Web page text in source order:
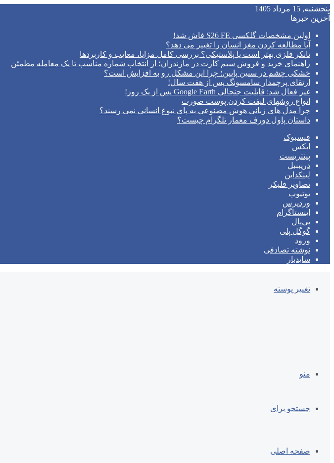
پنجشنبه, 15 مرداد 1405
آخرین خبرها
اولین مشخصات گلکسی S26 FE فاش شد!
آیا مطالعه کردن مغز انسان را تغییر می‌ دهد؟
تانکر فلزی بهتر است یا پلاستیکی؟ بررسی کامل مزایا، معایب و کاربردها
راهنمای خرید و فروش سیم کارت در مازندران؛ از انتخاب شماره مناسب تا یک معامله مطمئن
خشکی چشم در سنین پایین؛ چرا این مشکل رو به افزایش است؟
ارتقای پرچمدار سامسونگ پس از هفت سال!
غیر فعال شد: قابلیت جنجالی Google Earth پس از یک روز!
انواع روشهای لیفت کردن پوست صورت
چرا مدل‌ های زبانی هوش مصنوعی به پای نبوغ انسانی نمی‌ رسند؟
داستان پاول دورف معمار تلگرام چیست؟
فیسبوک
ایکس
پینتریست
دریبببل
لینکداین
تصاویر فلیکر
یوتیوب
وردپرس
اینستاگرام
پی‌پال
گوگل پلی
ورود
نوشته تصادفی
سایدبار
تغییر پوسته
منو
جستجو برای
صفحه اصلی